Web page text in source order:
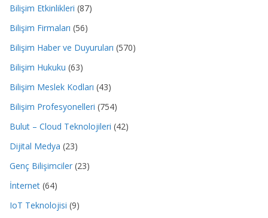
Bilişim Etkinlikleri (87)
Bilişim Firmaları (56)
Bilişim Haber ve Duyuruları (570)
Bilişim Hukuku (63)
Bilişim Meslek Kodları (43)
Bilişim Profesyonelleri (754)
Bulut – Cloud Teknolojileri (42)
Dijital Medya (23)
Genç Bilişimciler (23)
İnternet (64)
IoT Teknolojisi (9)